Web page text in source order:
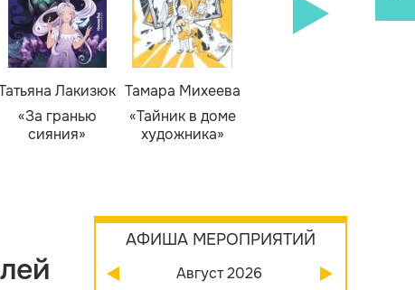
Лакизюк
«За гранью
сияния»
Тамара Михеева
«Тайник в доме
художника»
АФИША МЕРОПРИЯТИЙ
Август 2026